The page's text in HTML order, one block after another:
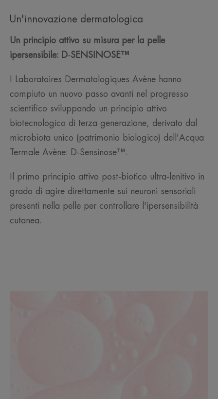
Un'innovazione dermatologica
Un principio attivo su misura per la pelle
ipersensibile: D‑SENSINOSE™
I Laboratoires Dermatologiques Avène hanno
compiuto un nuovo passo avanti nel progresso
scientifico sviluppando un principio attivo
biotecnologico di terza generazione, derivato dal
microbiota unico (patrimonio biologico) dell'Acqua
Termale Avène: D-Sensinose™.
Il primo principio attivo post-biotico ultra-lenitivo in
grado di agire direttamente sui neuroni sensoriali
presenti nella pelle per controllare l'ipersensibilità
cutanea.